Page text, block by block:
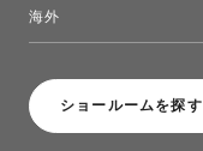
ショールームを探す
海外